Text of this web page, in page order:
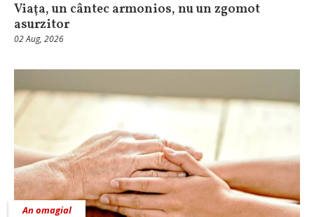
Viaţa, un cântec armonios, nu un zgomot
asurzitor
02 Aug, 2026
An omagial